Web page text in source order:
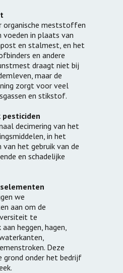
organische meststoffen
in plaats van
en stalmest, en het
en andere
draagt niet bij
maar de
zorgt voor veel
en stikstof.
pesticiden
decimering van het
in het
het gebruik van de
en schadelijke
we
aan om de
te
heggen, hagen,
Deze
grond onder het bedrijf